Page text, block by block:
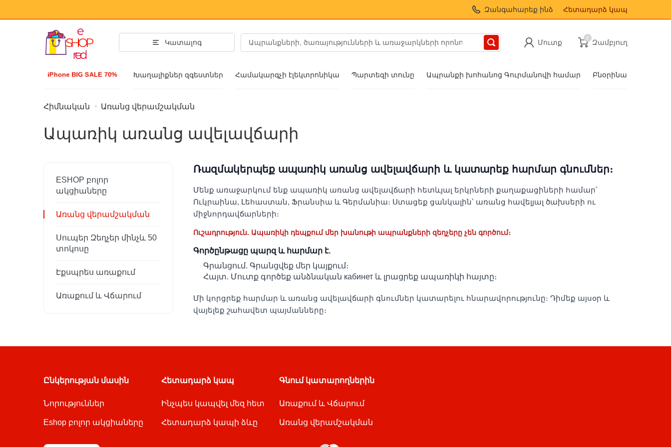
Զանգահարեք ինձ Հետադարձ կապ
Կատալոգ Մուտք
0
Զամբյուղ
iPhone BIG SALE 70% Խաղալիքներ զգեստներ Համակարգչի էլեկտրոնիկա Պարտեզի տունը Ապրանքի խոհանոց Գուրմանովի համար Բնօրինակ նվերներ
Acsessuara նորաձևությունը
Հագուստ և կոշիկ
Արևային ակնոցներ
Բիզուտերիա
Ձեռքի ժամացույց
Հիմնական Առանց վերամշակման
Ապառիկ առանց ավելավճարի
ESHOP բոլոր
ակցիաները
Առանց վերամշակման
Սուպեր Զեղչեր մինչև 50
տոկոսը
Էքսպրես առաքում
Առաքում և Վճարում
Ռազմակերպեք ապառիկ առանց ավելավճարի և կատարեք հարմար գնումներ։
Մենք առաջարկում ենք ապառիկ առանց ավելավճարի հետևյալ երկրների քաղաքացիների համար՝
Ուկրաինա, Լեհաստան, Ֆրանսիա և Գերմանիա։ Ստացեք ցանկալին՝ առանց հավելյալ ծախսերի ու
միջնորդավճարների։
Ուշադրություն. Ապառիկի դեպքում մեր խանութի ապրանքների զեղչերը չեն գործում։
Գործընթացը պարզ և հարմար է.
Գրանցում. Գրանցվեք մեր կայքում։
Հայտ. Մուտք գործեք անձնական кабинет և լրացրեք ապառիկի հայտը։
Մի կորցրեք հարմար և առանց ավելավճարի գնումներ կատարելու հնարավորությունը։ Դիմեք այսօր և
վայելեք շահավետ պայմանները։
Ընկերության մասին
Նորություններ
Eshop բոլոր ակցիաները
Հետադարձ կապ
Ինչպես կապվել մեզ հետ
Հետադարձ կապի ձևը
Գնում կատարողներին
Առաքում և Վճարում
Առանց վերամշակման